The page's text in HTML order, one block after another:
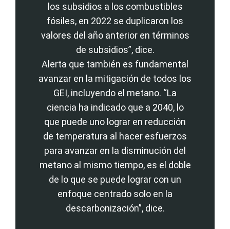
los subsidios a los combustibles
fósiles, en 2022 se duplicaron los
valores del año anterior en términos
de subsidios”, dice.
Alerta que también es fundamental
avanzar en la mitigación de todos los
GEI, incluyendo el metano. “La
ciencia ha indicado que a 2040, lo
que puede uno lograr en reducción
de temperatura al hacer esfuerzos
para avanzar en la disminución del
metano al mismo tiempo, es el doble
de lo que se puede lograr con un
enfoque centrado solo en la
descarbonización”, dice.